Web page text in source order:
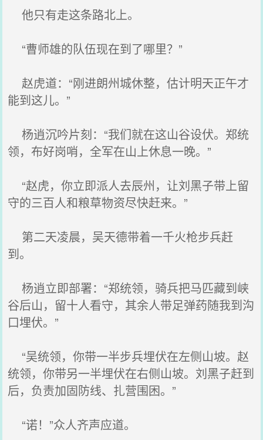
他只有走这条路北上。
“曹师雄的队伍现在到了哪里？”
赵虎道：“刚进朗州城休整，估计明天正午才
能到这儿。”
杨逍沉吟片刻：“我们就在这山谷设伏。郑统
领，布好岗哨，全军在山上休息一晚。”
“赵虎，你立即派人去辰州，让刘黑子带上留
守的三百人和粮草物资尽快赶来。”
第二天凌晨，吴天德带着一千火枪步兵赶
到。
杨逍立即部署：“郑统领，骑兵把马匹藏到峡
谷后山，留十人看守，其余人带足弹药随我到沟
口埋伏。”
“吴统领，你带一半步兵埋伏在左侧山坡。赵
统领，你带另一半埋伏在右侧山坡。刘黑子赶到
后，负责加固防线、扎营围困。”
“诺！”众人齐声应道。